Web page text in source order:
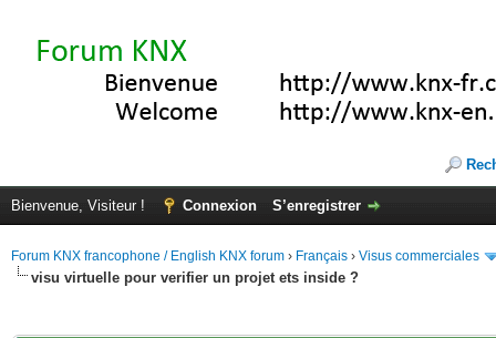
Bienvenue, Visiteur ! Connexion S’enregistrer
Forum KNX francophone / English KNX forum › Français › Visus commerciales
visu virtuelle pour verifier un projet ets inside ?